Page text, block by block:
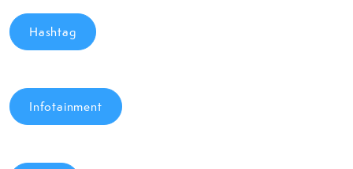
Hashtag
Infotainment